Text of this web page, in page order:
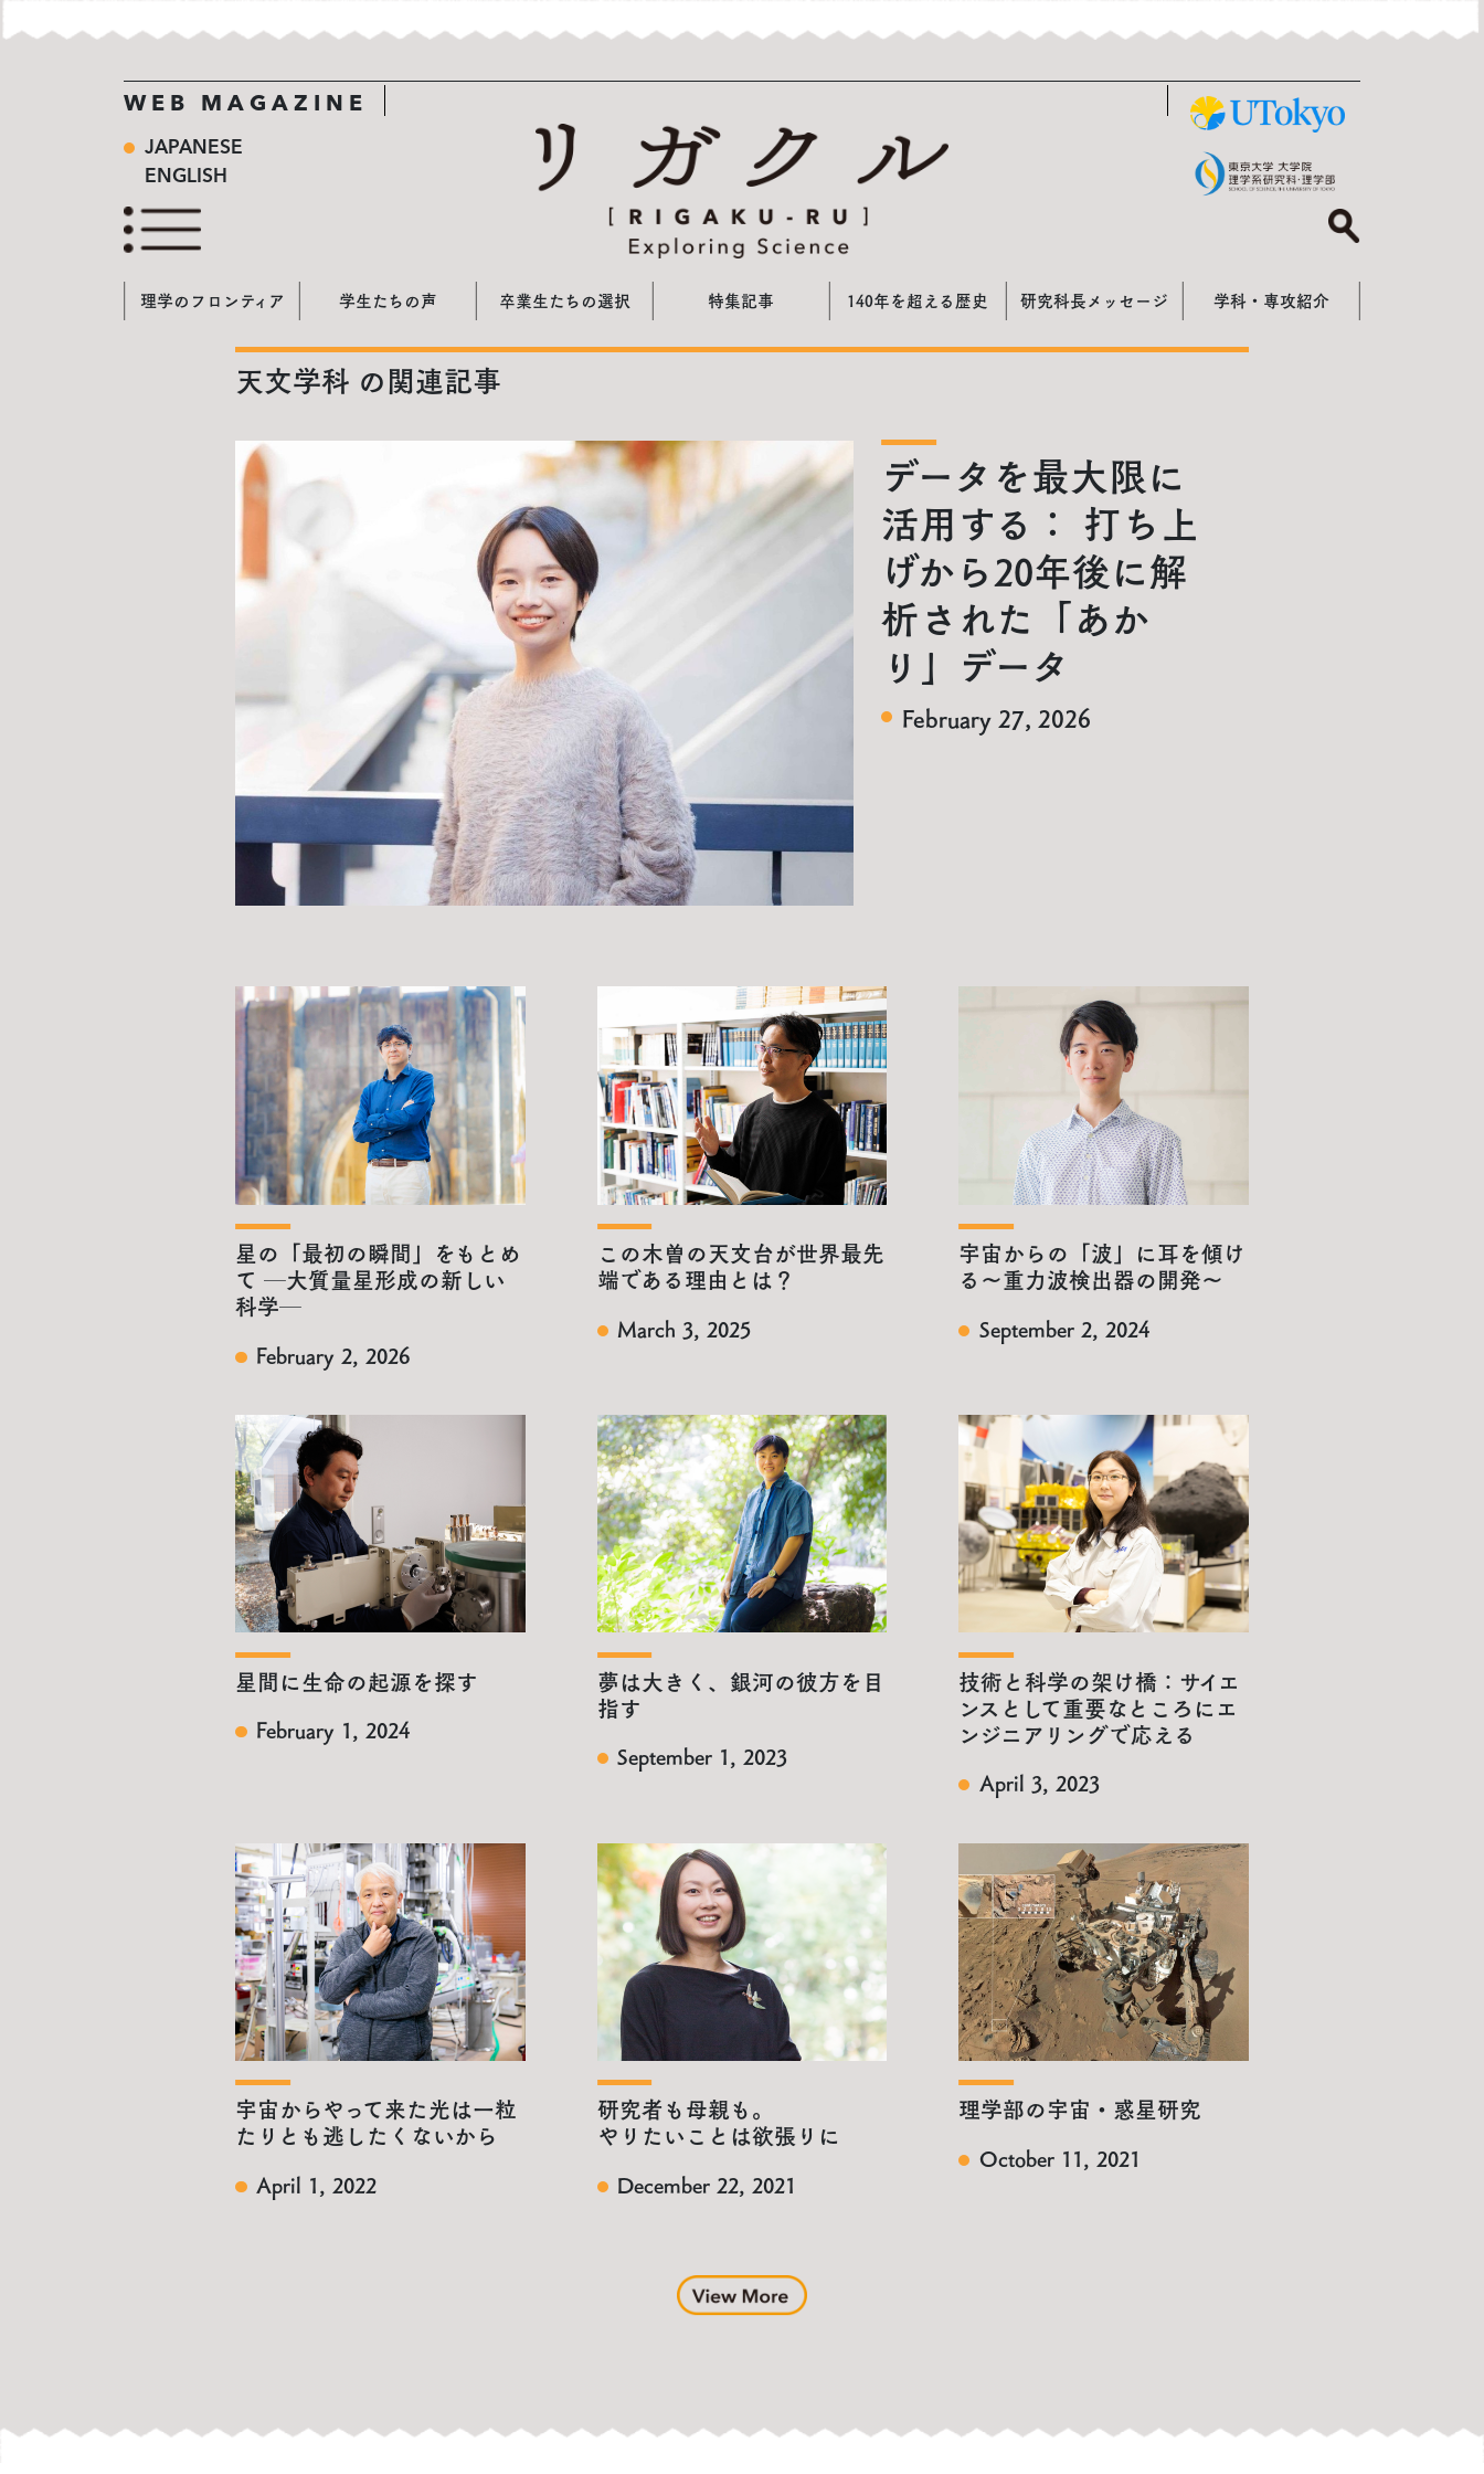
WEB MAGAZINE
JAPANESE
ENGLISH
理学のフロンティア 学生たちの声 卒業生たちの選択 特集記事 140年を超える歴史 研究科長メッセージ 学科・専攻紹介
天文学科 の関連記事
データを最大限に
活用する： 打ち上
げから20年後に解
析された「あか
り」データ
February 27, 2026
星の「最初の瞬間」をもとめ
て ─大質量星形成の新しい
科学─
February 2, 2026
この木曽の天文台が世界最先
端である理由とは？
March 3, 2025
宇宙からの「波」に耳を傾け
る〜重力波検出器の開発〜
September 2, 2024
星間に生命の起源を探す
February 1, 2024
夢は大きく、銀河の彼方を目
指す
September 1, 2023
技術と科学の架け橋：サイエ
ンスとして重要なところにエ
ンジニアリングで応える
April 3, 2023
宇宙からやって来た光は一粒
たりとも逃したくないから
April 1, 2022
研究者も母親も。
やりたいことは欲張りに
December 22, 2021
理学部の宇宙・惑星研究
October 11, 2021